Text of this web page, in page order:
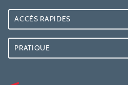
ACCÈS RAPIDES
PRATIQUE